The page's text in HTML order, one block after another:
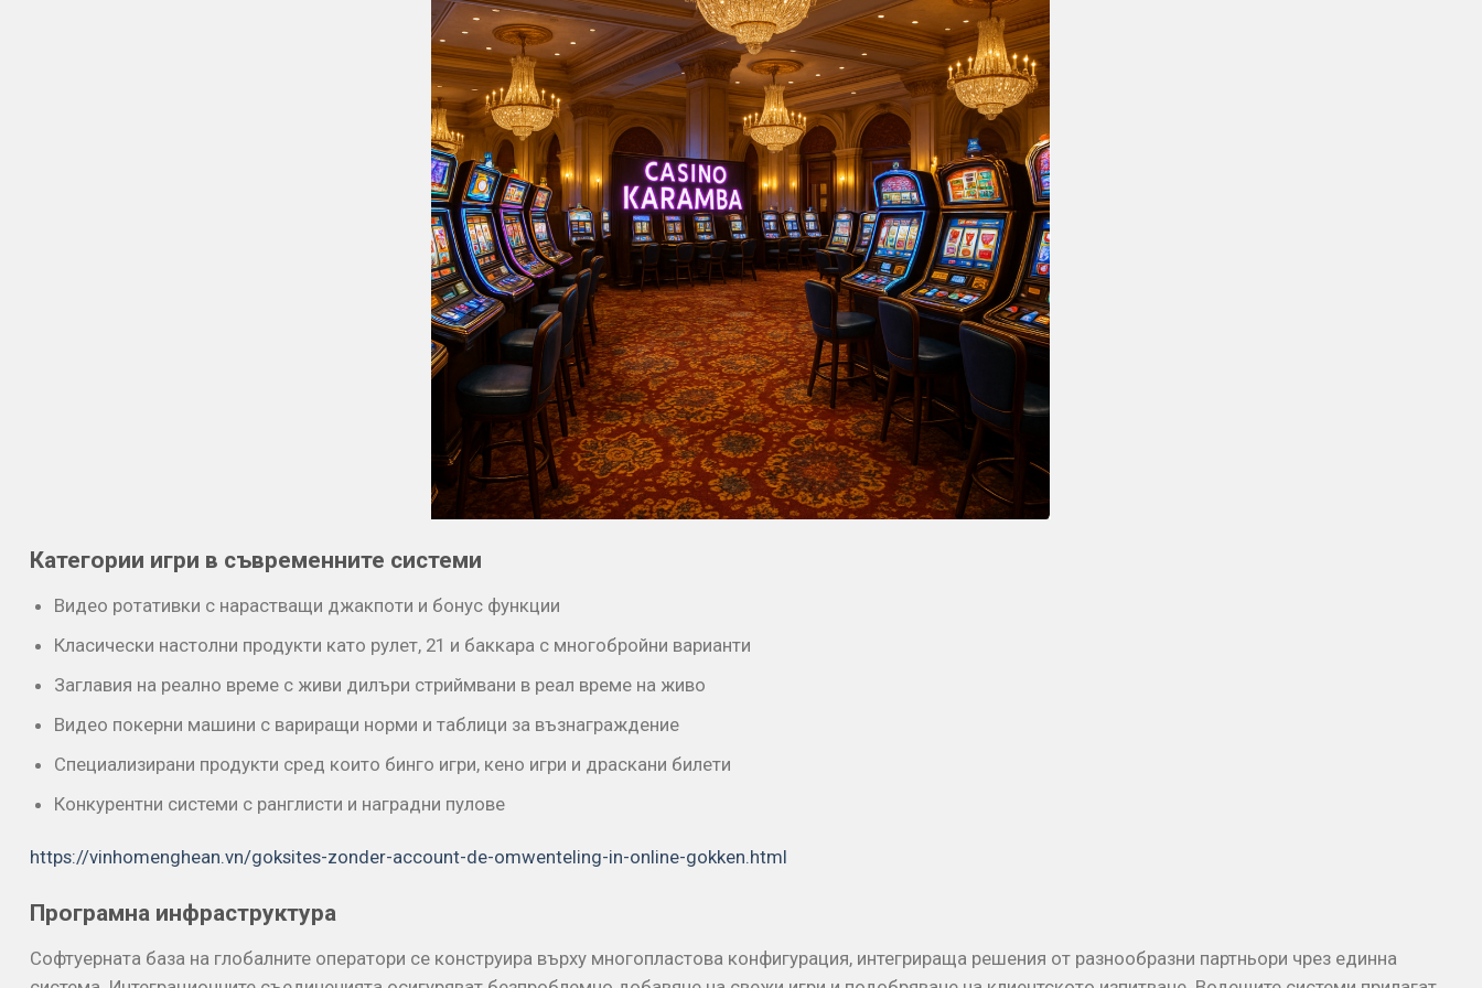
Категории игри в съвременните системи
Видео ротативки с нарастващи джакпоти и бонус функции
Класически настолни продукти като рулет, 21 и баккара с многобройни варианти
Заглавия на реално време с живи дилъри стриймвани в реал време на живо
Видео покерни машини с вариращи норми и таблици за възнаграждение
Специализирани продукти сред които бинго игри, кено игри и драскани билети
Конкурентни системи с ранглисти и наградни пулове
https://vinhomenghean.vn/goksites-zonder-account-de-omwenteling-in-online-gokken.html
Програмна инфраструктура
Софтуерната база на глобалните оператори се конструира върху многопластова конфигурация, интегрираща решения от разнообразни партньори чрез единна